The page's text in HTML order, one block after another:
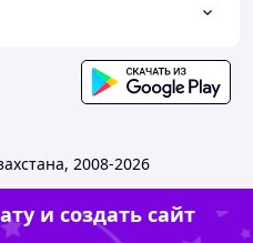
2008-2026
и создать сайт